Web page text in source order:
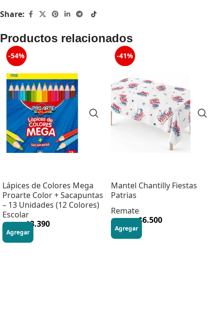
Share:
Productos relacionados
-54%
Lápices de Colores Mega
Proarte Color + Sacapuntas
– 13 Unidades (12 Colores)
Escolar
$7.390 $3.390
Agregar
-41%
Mantel Chantilly Fiestas
Patrias
Remate
$10.990 $6.500
Agregar